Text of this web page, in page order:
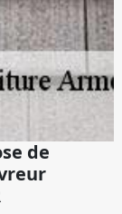
de